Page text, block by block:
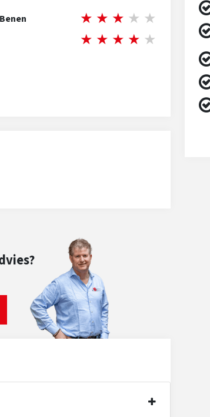
★ ★ ★ ★ ★
★ ★ ★ ★ ★